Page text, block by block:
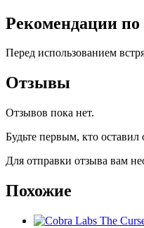
Рекомендации
Перед использованием
Отзывы
Отзывов пока нет.
Будьте первым, кто
Для отправки отзыва вам
Похожие